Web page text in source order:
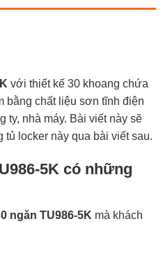
với thiết kế 30 khoang chứa
bằng chất liệu sơn tĩnh điện
ty, nhà máy. Bài viết này sẽ
tủ locker này qua bài viết sau.
5K có những
ngăn TU986-5K mà khách